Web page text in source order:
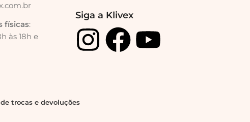
físicas:
às 18h e
Siga a Klivex
trocas e devoluções